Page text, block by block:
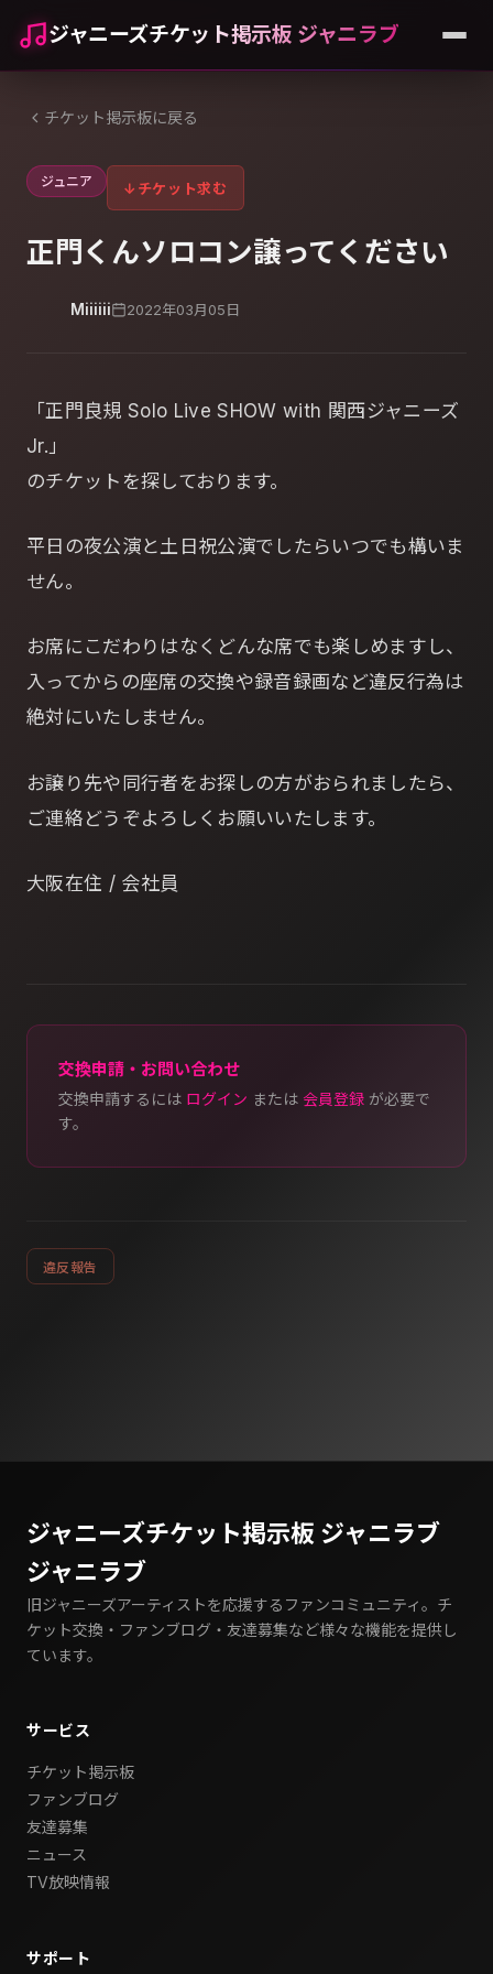
ジャニーズチケット掲示板 ジャニラブ
チケット掲示板に戻る
ジュニア ↓ チケット求む
正門くんソロコン譲ってください
Miiiiii 2022年03月05日
「正門良規 Solo Live SHOW with 関西ジャニーズ
Jr.」
のチケットを探しております。
平日の夜公演と土日祝公演でしたらいつでも構いま
せん。
お席にこだわりはなくどんな席でも楽しめますし、
入ってからの座席の交換や録音録画など違反行為は
絶対にいたしません。
お譲り先や同行者をお探しの方がおられましたら、
ご連絡どうぞよろしくお願いいたします。
大阪在住 / 会社員
交換申請・お問い合わせ
交換申請するには ログイン または 会員登録 が必要で
す。
違反報告
ジャニーズチケット掲示板 ジャニラブ
ジャニラブ
旧ジャニーズアーティストを応援するファンコミュニティ。チ
ケット交換・ファンブログ・友達募集など様々な機能を提供し
ています。
サービス
チケット掲示板
ファンブログ
友達募集
ニュース
TV放映情報
サポート